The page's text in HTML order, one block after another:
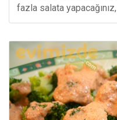
fazla salata